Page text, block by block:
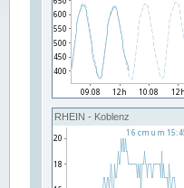
RHEIN - Koblenz